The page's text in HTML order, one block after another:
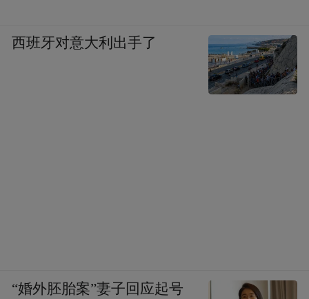
西班牙对意大利出手了
“婚外胚胎案”妻子回应起号